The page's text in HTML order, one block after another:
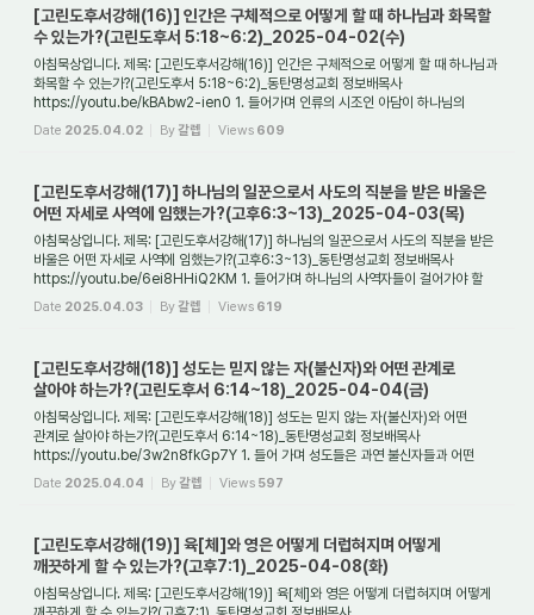
[고린도후서강해(16)] 인간은 구체적으로 어떻게 할 때 하나님과 화목할
수 있는가?(고린도후서 5:18~6:2)_2025-04-02(수)
아침묵상입니다. 제목: [고린도후서강해(16)] 인간은 구체적으로 어떻게 할 때 하나님과
화목할 수 있는가?(고린도후서 5:18~6:2)_동탄명성교회 정보배목사
https://youtu.be/kBAbw2-ien0 1. 들어가며 인류의 시조인 아담이 하나님의
말씀에 불순종함으로 인하...
Date 2025.04.02 By갈렙 Views 609
[고린도후서강해(17)] 하나님의 일꾼으로서 사도의 직분을 받은 바울은
어떤 자세로 사역에 임했는가?(고후6:3~13)_2025-04-03(목)
아침묵상입니다. 제목: [고린도후서강해(17)] 하나님의 일꾼으로서 사도의 직분을 받은
바울은 어떤 자세로 사역에 임했는가?(고후6:3~13)_동탄명성교회 정보배목사
https://youtu.be/6ei8HHiQ2KM 1. 들어가며 하나님의 사역자들이 걸어가야 할
길은 어떤 것인...
Date 2025.04.03 By갈렙 Views 619
[고린도후서강해(18)] 성도는 믿지 않는 자(불신자)와 어떤 관계로
살아야 하는가?(고린도후서 6:14~18)_2025-04-04(금)
아침묵상입니다. 제목: [고린도후서강해(18)] 성도는 믿지 않는 자(불신자)와 어떤
관계로 살아야 하는가?(고린도후서 6:14~18)_동탄명성교회 정보배목사
https://youtu.be/3w2n8fkGp7Y 1. 들어 가며 성도들은 과연 불신자들과 어떤
관계를 맺고 살아야 하는가...
Date 2025.04.04 By갈렙 Views 597
[고린도후서강해(19)] 육[체]와 영은 어떻게 더럽혀지며 어떻게
깨끗하게 할 수 있는가?(고후7:1)_2025-04-08(화)
아침묵상입니다. 제목: [고린도후서강해(19)] 육[체]와 영은 어떻게 더럽혀지며 어떻게